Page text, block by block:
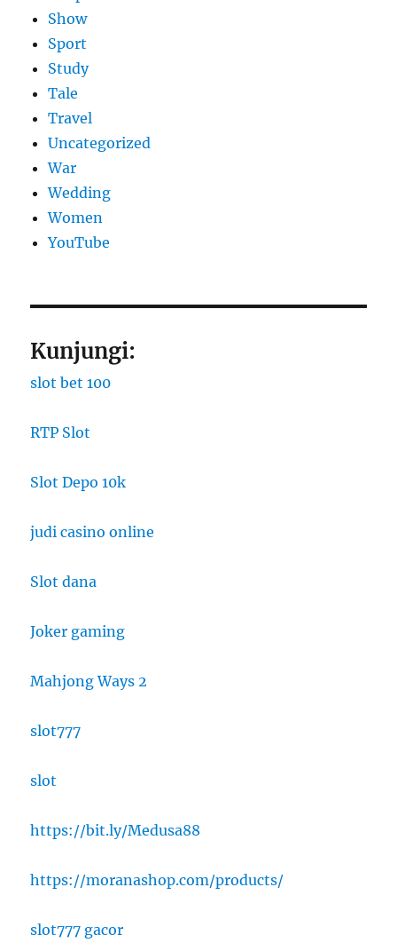
Show
Sport
Study
Tale
Travel
Uncategorized
War
Wedding
Women
YouTube
Kunjungi:
slot bet 100
RTP Slot
Slot Depo 10k
judi casino online
Slot dana
Joker gaming
Mahjong Ways 2
slot777
slot
https://bit.ly/Medusa88
https://moranashop.com/products/
slot777 gacor